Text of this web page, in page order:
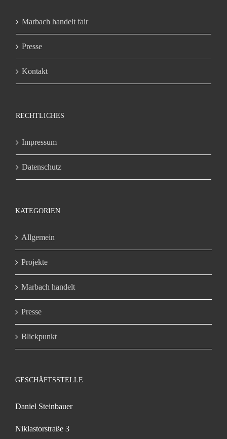
Marbach handelt fair
Presse
Kontakt
RECHTLICHES
Impressum
Datenschutz
KATEGORIEN
Allgemein
Projekte
Marbach handelt
Presse
Blickpunkt
GESCHÄFTSSTELLE
Daniel Steinbauer
Niklastorstraße 3